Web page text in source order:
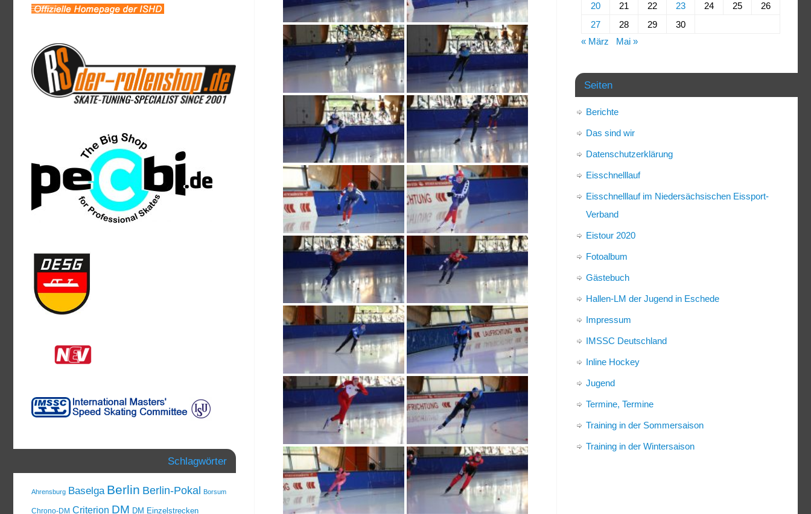
Schlagwörter
Ahrensburg Baselga Berlin Berlin-Pokal Borsum
Chrono-DM Criterion DM DM Einzelstrecken
20
21 22 23 24 25
26
27
28 29
30
« März
Mai »
Seiten
Berichte
Das sind wir
Datenschutzerklärung
Eisschnelllauf
Eisschnelllauf im Niedersächsischen Eissport-
Verband
Eistour 2020
Fotoalbum
Gästebuch
Hallen-LM der Jugend in Eschede
Impressum
IMSSC Deutschland
Inline Hockey
Jugend
Termine, Termine
Training in der Sommersaison
Training in der Wintersaison